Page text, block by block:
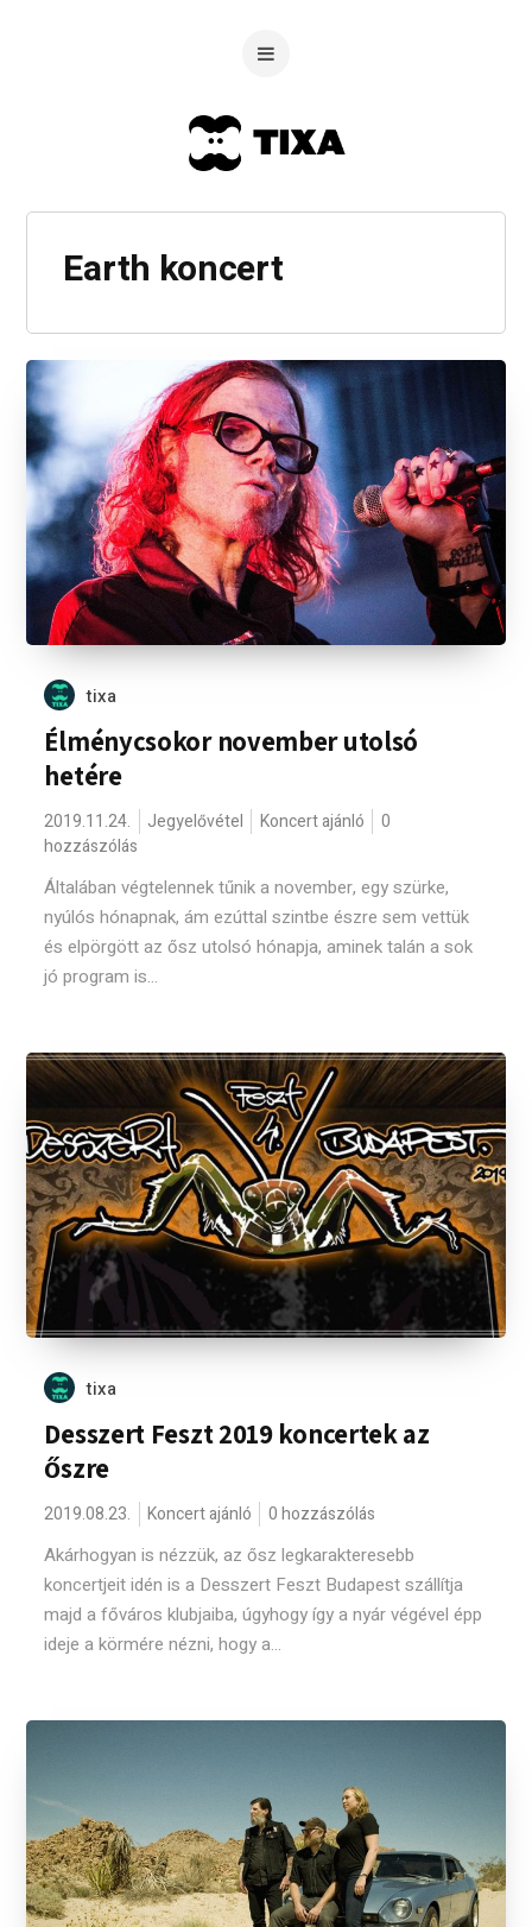
Earth koncert
tixa
Élménycsokor november utolsó
hetére
2019.11.24. Jegyelővétel Koncert ajánló
0
hozzászólás
Általában végtelennek tűnik a november, egy szürke,
nyúlós hónapnak, ám ezúttal szintbe észre sem vettük
és elpörgött az ősz utolsó hónapja, aminek talán a sok
jó program is...
tixa
Desszert Feszt 2019 koncertek az
őszre
2019.08.23. Koncert ajánló 0 hozzászólás
Akárhogyan is nézzük, az ősz legkarakteresebb
koncertjeit idén is a Desszert Feszt Budapest szállítja
majd a főváros klubjaiba, úgyhogy így a nyár végével épp
ideje a körmére nézni, hogy a...